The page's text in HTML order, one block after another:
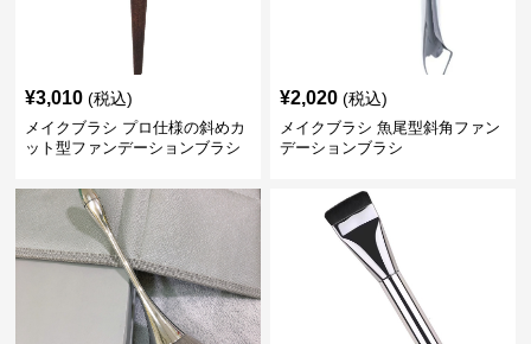
¥3,010 (税込)
メイクブラシ プロ仕様の斜めカ
ット型ファンデーションブラシ
¥2,020 (税込)
メイクブラシ 魚尾型斜角ファン
デーションブラシ